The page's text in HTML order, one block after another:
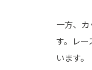
一方、
す。レ
います。